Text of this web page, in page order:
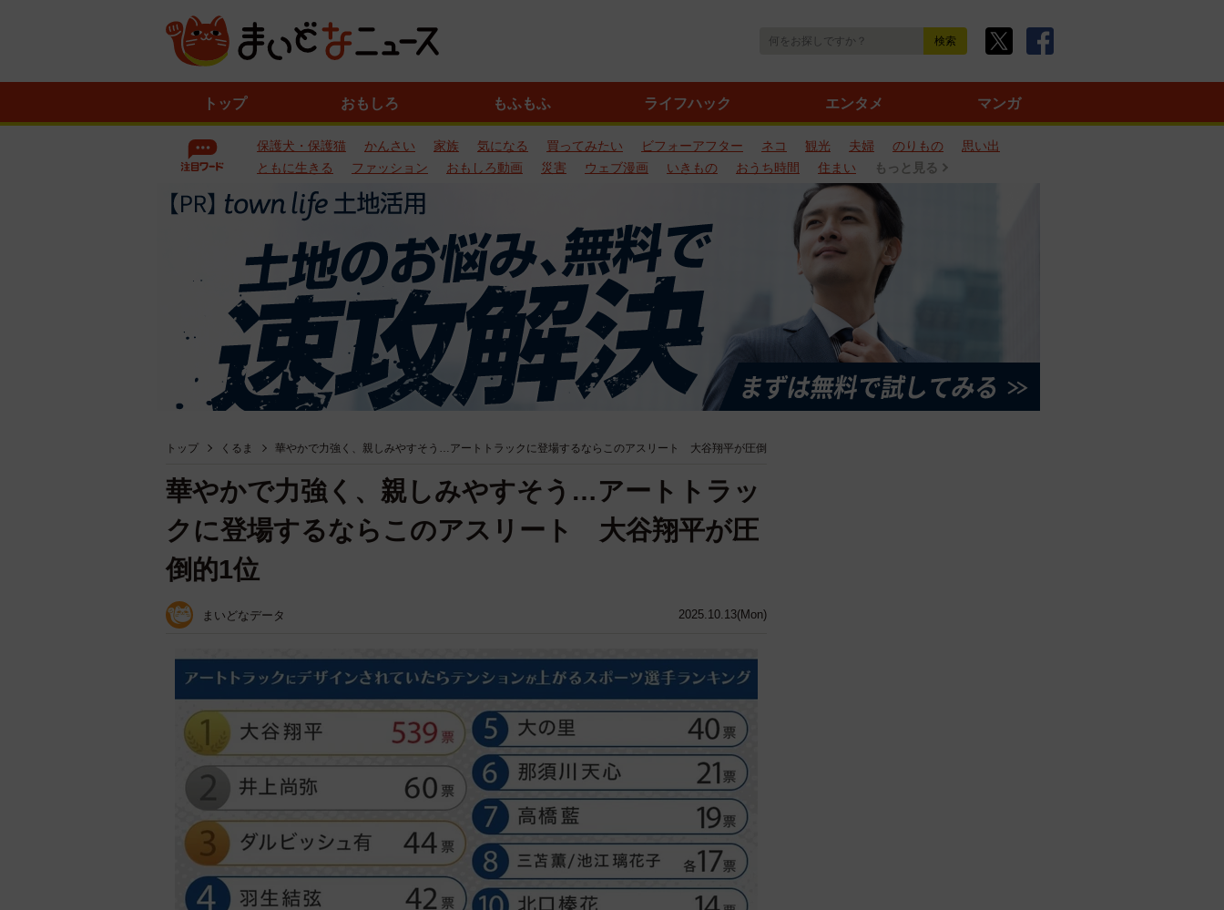
トップ おもしろ もふもふ ライフハック エンタメ マンガ
保護犬・保護猫 かんさい 家族 気になる 買ってみたい ビフォーアフター ネコ 観光 夫婦 のりもの
思い出
ともに生きる
ファッション おもしろ動画 災害 ウェブ漫画 いきもの おうち時間 住まい もっと見る
トップ くるま 華やかで力強く、親しみやすそう…アートトラックに登場するならこのアスリート 大谷翔平が圧倒
2025.10.13(Mon)
華やかで力強く、親しみやすそう…アートトラッ
クに登場するならこのアスリート 大谷翔平が圧
倒的1位
まいどなデータ